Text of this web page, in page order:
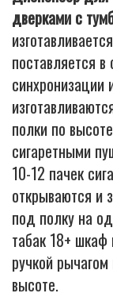
дверками с
поставляется
синхронизации
полки по
сигаретными
10-12 пачек
открываются и
под полку на
табак 18+ шкаф
ручкой
высоте.